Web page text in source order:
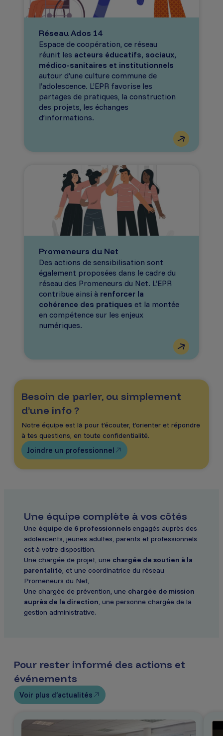
Réseau Ados 14
Espace de coopération, ce réseau
réunit les acteurs éducatifs, sociaux,
médico-sanitaires et institutionnels
autour d’une culture commune de
l’adolescence. L’EPR favorise les
partages de pratiques, la construction
des projets, les échanges
d’informations.
Promeneurs du Net
Des actions de sensibilisation sont
également proposées dans le cadre du
réseau des Promeneurs du Net. L’EPR
contribue ainsi à renforcer la
cohérence des pratiques et la montée
en compétence sur les enjeux
numériques.
Besoin de parler, ou simplement
d’une info ?
Notre équipe est là pour t’écouter, t’orienter et répondre
à tes questions, en toute confidentialité.
Joindre un professionnel
Une équipe complète à vos côtés
Une équipe de 6 professionnels engagés auprès des
adolescents, jeunes adultes, parents et professionnels
est à votre disposition.
Une chargée de projet, une chargée de soutien à la
parentalité, et une coordinatrice du réseau
Promeneurs du Net,
Une chargée de prévention, une chargée de mission
auprès de la direction, une personne chargée de la
gestion administrative.
Pour rester informé des actions et
événements
Voir plus d’actualités